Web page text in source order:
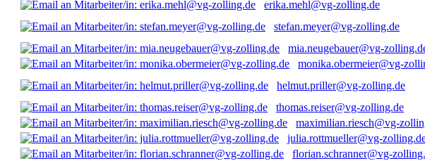
erika.mehl@vg-zolling.de
stefan.meyer@vg-zolling.de
mia.neugebauer@vg-
monika.obermeier@vg-
helmut.priller@vg-zolling.de
thomas.reiser@vg-zolling.de
maximilian.riesch@vg-
julia.rottmueller@vg-
florian.schranner@vg-